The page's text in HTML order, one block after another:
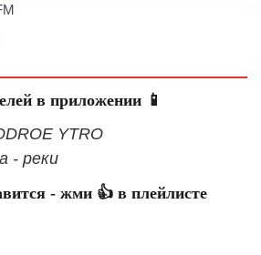
в приложении 📱
YTRO
- реки
- жми 👍 в плейлисте